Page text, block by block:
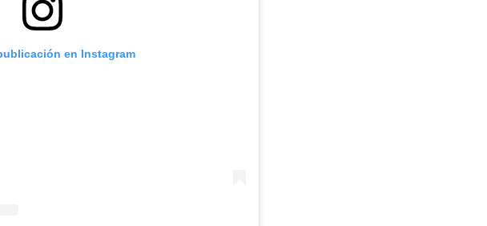
en Instagram